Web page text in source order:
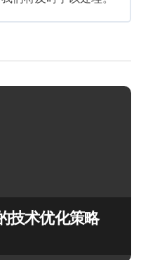
技术优化策略